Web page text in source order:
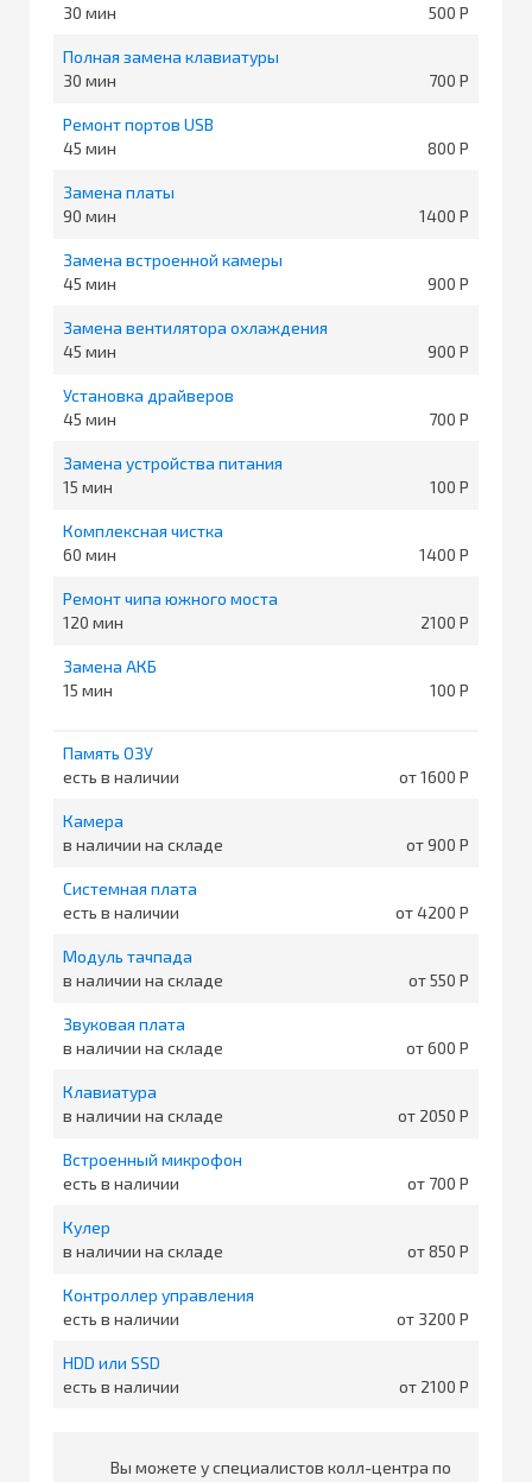
30
500
Полная замена клавиатуры
30
700
Ремонт портов USB
45
800
Замена платы
90
1400
Замена встроенной камеры
45
900
Замена вентилятора охлаждения
45
900
Установка драйверов
45
700
Замена устройства питания
15
100
Комплексная чистка
60
1400
Ремонт чипа южного моста
120
2100
Замена АКБ
15
100
Память ОЗУ
есть в наличии
от 1600
Камера
в наличии на складе
от 900
Системная плата
есть в наличии
от 4200
Модуль тачпада
в наличии на складе
от 550
Звуковая плата
в наличии на складе
от 600
Клавиатура
в наличии на складе
от 2050
Встроенный микрофон
есть в наличии
от 700
Кулер
в наличии на складе
от 850
Контроллер управления
есть в наличии
от 3200
HDD или SSD
есть в наличии
от 2100
Вы можете у специалистов колл-центра по